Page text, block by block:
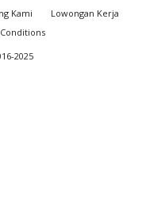
Kami
Lowongan Kerja
2025